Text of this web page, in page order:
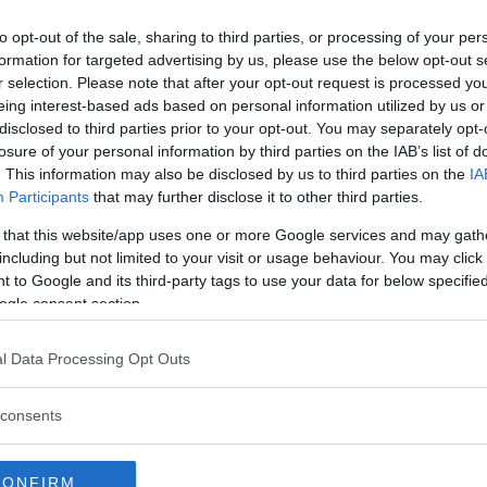
opt-out of the sale, sharing to third parties, or processing of your
for targeted advertising by us, please use the below opt-out
selection. Please note that after your opt-out request is processed
interest-based ads based on personal information utilized by us
to third parties prior to your opt-out. You may separately
of your personal information by third parties on the IAB’s list of
This information may also be disclosed by us to third parties on the
Participants that may further disclose it to other third parties.
that this website/app uses one or more Google services and may
but not limited to your visit or usage behaviour. You may
to Google and its third-party tags to use your data for below
consent section.
Data Processing Opt Outs
che ci hanno ossessionato. Poi a un certo
di Lavinia”.